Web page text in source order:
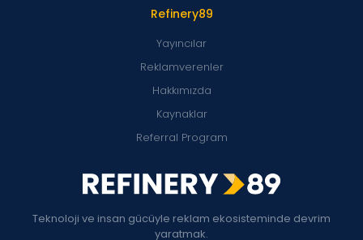
Teknoloji ve insan gücüyle reklam ekosisteminde devrim
yaratmak.
Refinery89
Yayıncılar
Reklamverenler
Hakkımızda
Kaynaklar
Referral Program